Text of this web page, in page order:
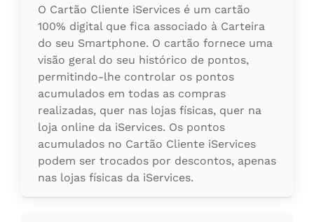
O Cartão Cliente iServices é um cartão
100% digital que fica associado à Carteira
do seu Smartphone. O cartão fornece uma
visão geral do seu histórico de pontos,
permitindo-lhe controlar os pontos
acumulados em todas as compras
realizadas, quer nas lojas físicas, quer na
loja online da iServices. Os pontos
acumulados no Cartão Cliente iServices
podem ser trocados por descontos, apenas
nas lojas físicas da iServices.